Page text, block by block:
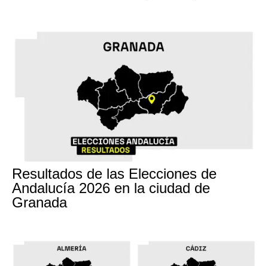
Resultados de las Elecciones de
Andalucía 2026 en la ciudad de
Granada